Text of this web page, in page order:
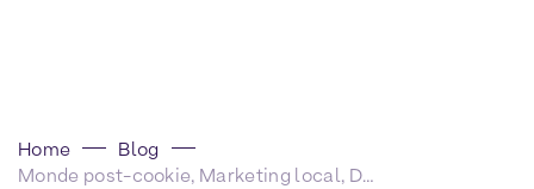
Home
Blog
Monde post-cookie, Marketing local, Data governance, et internalisation des expertises data : les tendances data pour 2020